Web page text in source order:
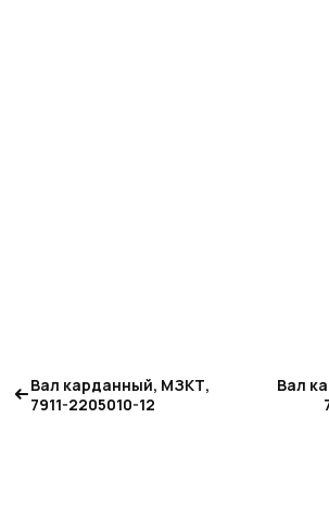
Вал карданный, МЗКТ,
7911-2205010-12
Вал